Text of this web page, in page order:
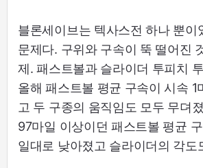
블론세이브는 텍사스전 하나 뿐이
문제다. 구위와 구속이 뚝 떨어진
제. 패스트볼과 슬라이더 투피치
올해 패스트볼 평균 구속이 시속 1
고 두 구종의 움직임도 모두 무뎌
97마일 이상이던 패스트볼 평균
일대로 낮아졌고 슬라이더의 각도